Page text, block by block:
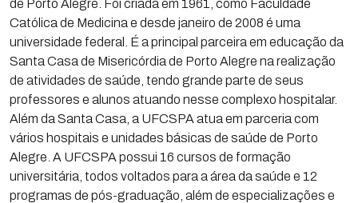
de Porto Alegre. Foi criada em 1961, como Faculdade
Católica de Medicina e desde janeiro de 2008 é uma
universidade federal. É a principal parceira em educação da
Santa Casa de Misericórdia de Porto Alegre na realização
de atividades de saúde, tendo grande parte de seus
professores e alunos atuando nesse complexo hospitalar.
Além da Santa Casa, a UFCSPA atua em parceria com
vários hospitais e unidades básicas de saúde de Porto
Alegre. A UFCSPA possui 16 cursos de formação
universitária, todos voltados para a área da saúde e 12
programas de pós-graduação, além de especializações e